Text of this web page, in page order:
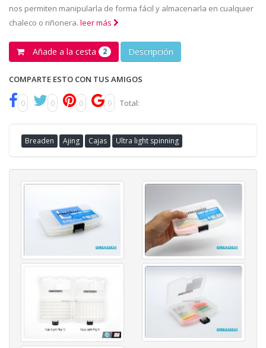
nos permiten manipularla de forma fácil y almacenarla en cualquier
chaleco o riñonera. leer más
Añade a la cesta 2 Descripción
COMPARTE ESTO CON TUS AMIGOS
0 0 0 0 Total:
Breaden Ajing Cajas Ultra light spinning